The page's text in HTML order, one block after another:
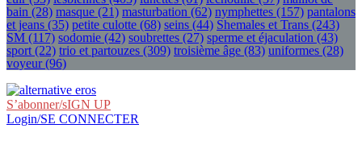
bain (28) masque (21) masturbation (62) nymphettes (157) pantalons
et jeans (35) petite culotte (68) seins (44) Shemales et Trans (243)
SM (117) sodomie (42) soubrettes (27) sperme et éjaculation (43)
sport (22) trio et partouzes (309) troisième âge (83) uniformes (28)
voyeur(96)
S’abonner/sIGN UP
Login/SE CONNECTER